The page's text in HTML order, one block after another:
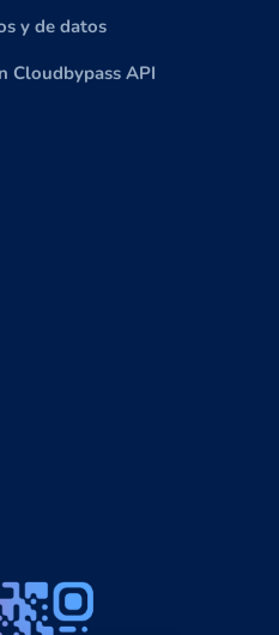
y de datos
Cloudbypass API